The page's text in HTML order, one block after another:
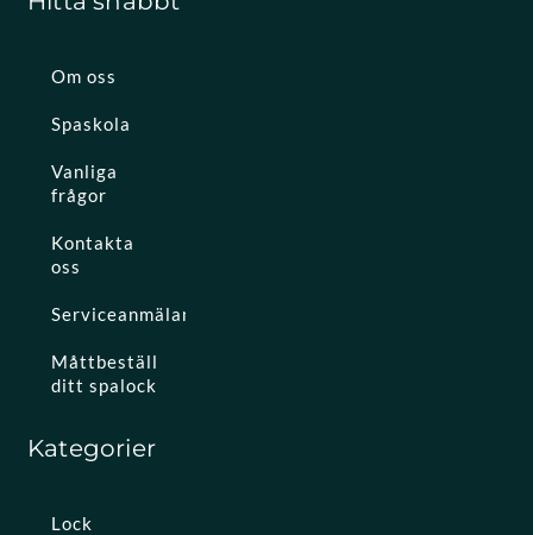
Om oss
Spaskola
Vanliga
frågor
Kontakta
oss
Serviceanmälan
Måttbeställ
ditt spalock
Kategorier
Lock